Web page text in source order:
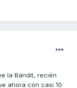
la Bandit, recién
ahora con casi 10